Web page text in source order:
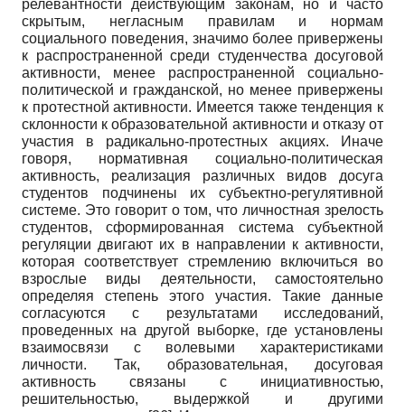
релевантности действующим законам, но и часто
скрытым, негласным правилам и нормам
социального поведения, значимо более привержены
к распространенной среди студенчества досуговой
активности, менее распространенной социально-
политической и гражданской, но менее привержены
к протестной активности. Имеется также тенденция к
склонности к образовательной активности и отказу от
участия в радикально-протестных акциях. Иначе
говоря, нормативная социально-политическая
активность, реализация различных видов досуга
студентов подчинены их субъектно-регулятивной
системе. Это говорит о том, что личностная зрелость
студентов, сформированная система субъектной
регуляции двигают их в направлении к активности,
которая соответствует стремлению включиться во
взрослые виды деятельности, самостоятельно
определяя степень этого участия. Такие данные
согласуются с результатами исследований,
проведенных на другой выборке, где установлены
взаимосвязи с волевыми характеристиками
личности. Так, образовательная, досуговая
активность связаны с инициативностью,
решительностью, выдержкой и другими